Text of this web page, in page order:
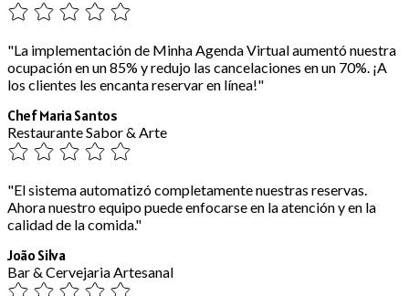
"La implementación de Minha Agenda Virtual aumentó nuestra
ocupación en un 85% y redujo las cancelaciones en un 70%. ¡A
los clientes les encanta reservar en línea!"
Chef Maria Santos
Restaurante Sabor & Arte
"El sistema automatizó completamente nuestras reservas.
Ahora nuestro equipo puede enfocarse en la atención y en la
calidad de la comida."
João Silva
Bar & Cervejaria Artesanal